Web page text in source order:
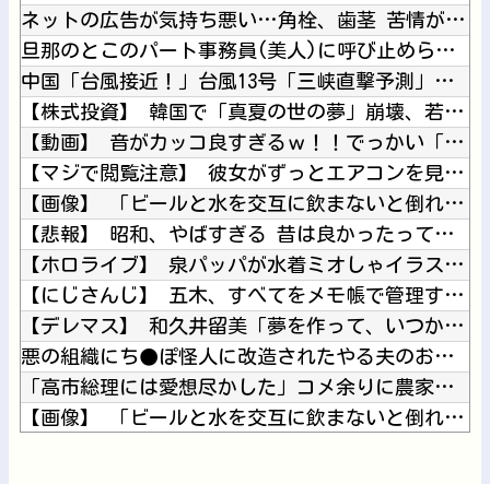
ネットの広告が気持ち悪い…角栓、歯茎 苦情が急増
旦那のとこのパート事務員(美人)に呼び止められた。すると「あ...
中国「台風接近！」台風13号「三峡直撃予測」中国「上流大洪水...
【株式投資】 韓国で「真夏の世の夢」崩壊、若者中心に多くの人...
【動画】 音がカッコ良すぎるｗ！！でっかい「三角定規」のブー...
【マジで閲覧注意】 彼女がずっとエアコンを見上げていた。どう...
【画像】 「ビールと水を交互に飲まないと倒れるグラス」発売
【悲報】 昭和、やばすぎる 昔は良かったって何だよ
【ホロライブ】 泉パッパが水着ミオしゃイラストあげとる
【にじさんじ】 五木、すべてをメモ帳で管理する長尾に表計算ソ...
【デレマス】 和久井留美「夢を作って、いつか遊んで」
悪の組織にち●ぽ怪人に改造されたやる夫のお話 第3話
「高市総理には愛想尽かした」コメ余りに農家が悲鳴 売値は生産...
【画像】 「ビールと水を交互に飲まないと倒れるグラス」発売